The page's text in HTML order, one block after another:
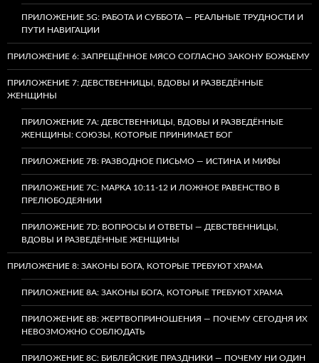
ПРИЛОЖЕНИЕ 5G: РАБОТА И СУББОТА — РЕАЛЬНЫЕ ТРУДНОСТИ И
ПУТИ НАВИГАЦИИ
ПРИЛОЖЕНИЕ 6: ЗАПРЕЩЁННОЕ МЯСО СОГЛАСНО ЗАКОНУ БОЖЬЕМУ
ПРИЛОЖЕНИЕ 7: ДЕВСТВЕННИЦЫ, ВДОВЫ И РАЗВЕДЁННЫЕ
ЖЕНЩИНЫ
ПРИЛОЖЕНИЕ 7А: ДЕВСТВЕННИЦЫ, ВДОВЫ И РАЗВЕДЁННЫЕ
ЖЕНЩИНЫ: СОЮЗЫ, КОТОРЫЕ ПРИНИМАЕТ БОГ
ПРИЛОЖЕНИЕ 7B: РАЗВОДНОЕ ПИСЬМО — ИСТИНА И МИФЫ
ПРИЛОЖЕНИЕ 7C: МАРКА 10:11-12 И ЛОЖНОЕ РАВЕНСТВО В
ПРЕЛЮБОДЕЯНИИ
ПРИЛОЖЕНИЕ 7D: ВОПРОСЫ И ОТВЕТЫ — ДЕВСТВЕННИЦЫ,
ВДОВЫ И РАЗВЕДЁННЫЕ ЖЕНЩИНЫ
ПРИЛОЖЕНИЕ 8: ЗАКОНЫ БОГА, КОТОРЫЕ ТРЕБУЮТ ХРАМА
ПРИЛОЖЕНИЕ 8A: ЗАКОНЫ БОГА, КОТОРЫЕ ТРЕБУЮТ ХРАМА
ПРИЛОЖЕНИЕ 8B: ЖЕРТВОПРИНОШЕНИЯ — ПОЧЕМУ СЕГОДНЯ ИХ
НЕВОЗМОЖНО СОБЛЮДАТЬ
ПРИЛОЖЕНИЕ 8C: БИБЛЕЙСКИЕ ПРАЗДНИКИ — ПОЧЕМУ НИ ОДИН